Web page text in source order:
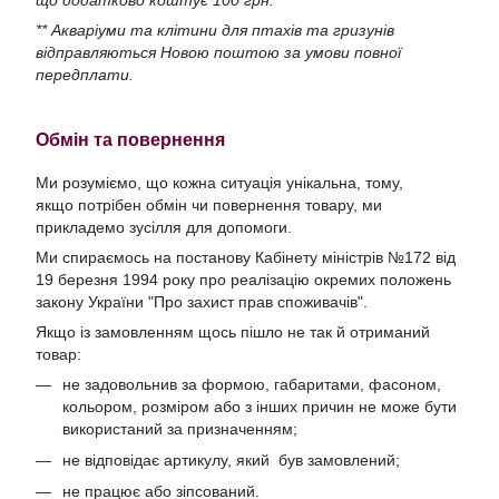
** Акваріуми та клітини для птахів та гризунів
відправляються Новою поштою за умови повної
передплати.
Обмін та повернення
Ми розуміємо, що кожна ситуація унікальна, тому,
якщо потрібен обмін чи повернення товару, ми
прикладемо зусілля для допомоги.
Ми спираємось на постанову Кабінету міністрів №172 від
19 березня 1994 року про реалізацію окремих положень
закону України "Про захист прав споживачів".
Якщо із замовленням щось пішло не так й отриманий
товар:
не задовольнив за формою, габаритами, фасоном,
кольором, розміром або з інших причин не може бути
використаний за призначенням;
не відповідає артикулу, який був замовлений;
не працює або зіпсований.